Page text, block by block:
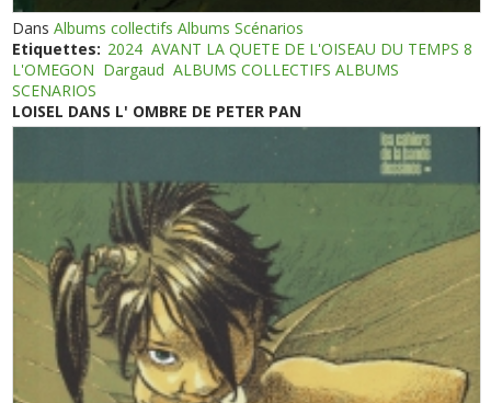
DansAlbums collectifs Albums Scénarios
Etiquettes: 2024 AVANT LA QUETE DE L'OISEAU DU TEMPS 8
L'OMEGON Dargaud ALBUMS COLLECTIFS ALBUMS
SCENARIOS
LOISEL DANS L' OMBRE DE PETER PAN